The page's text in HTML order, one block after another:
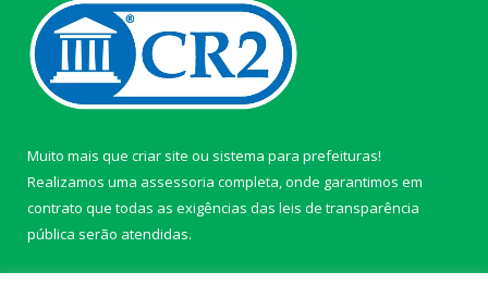
Muito mais que criar site ou sistema para prefeituras!
Realizamos uma assessoria completa, onde garantimos em
contrato que todas as exigências das leis de transparência
pública serão atendidas.